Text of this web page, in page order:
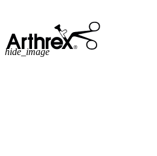
hide_image